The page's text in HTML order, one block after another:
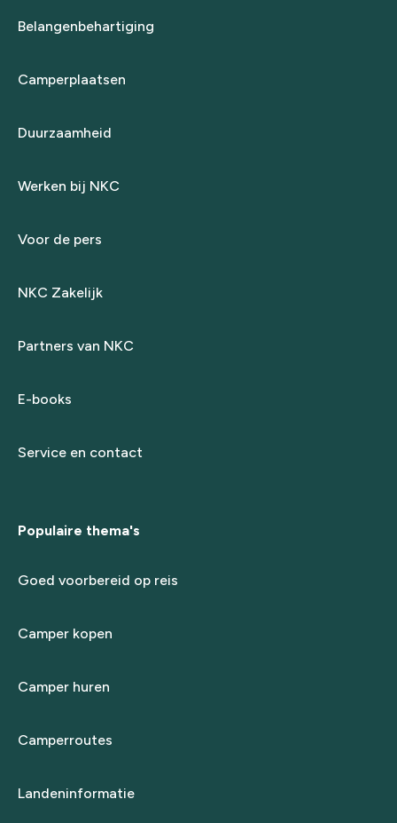
Belangenbehartiging
Camperplaatsen
Duurzaamheid
Werken bij NKC
Voor de pers
NKC Zakelijk
Partners van NKC
E-books
Service en contact
Populaire thema's
Goed voorbereid op reis
Camper kopen
Camper huren
Camperroutes
Landeninformatie